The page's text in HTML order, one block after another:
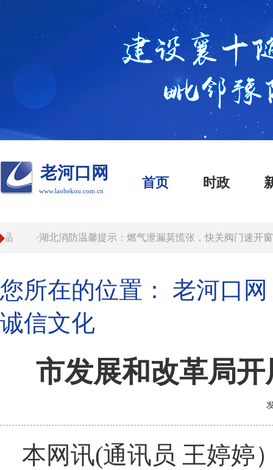
老河口网
www.laohekou.com.cn
首页 时政
·湖北消防温馨提示：燃气泄漏莫慌张，快关阀门速开窗。
您所在的位置： 老河口网
诚信文化
市发展和改革局
本网讯(通讯员 王婷婷